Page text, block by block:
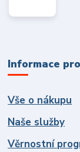
Informace
Vše o nákupu
Naše služby
Věrnostní